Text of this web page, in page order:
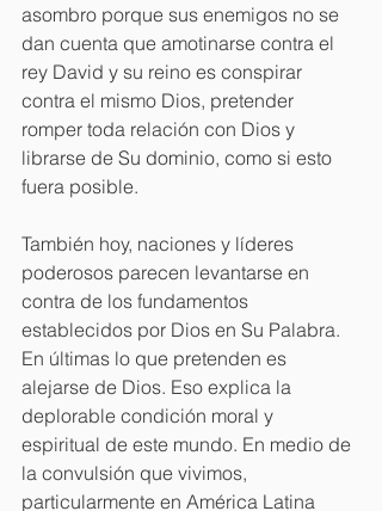
asombro porque sus enemigos no se
dan cuenta que amotinarse contra el
rey David y su reino es conspirar
contra el mismo Dios, pretender
romper toda relación con Dios y
librarse de Su dominio, como si esto
fuera posible.
También hoy, naciones y líderes
poderosos parecen levantarse en
contra de los fundamentos
establecidos por Dios en Su Palabra.
En últimas lo que pretenden es
alejarse de Dios. Eso explica la
deplorable condición moral y
espiritual de este mundo. En medio de
la convulsión que vivimos,
particularmente en América Latina